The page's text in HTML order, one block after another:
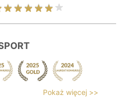
Pokaż więcej >>